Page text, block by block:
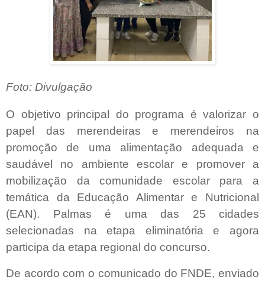
Foto: Divulgação
O objetivo principal do programa é valorizar o
papel das merendeiras e merendeiros na
promoção de uma alimentação adequada e
saudável no ambiente escolar e promover a
mobilização da comunidade escolar para a
temática da Educação Alimentar e Nutricional
(EAN). Palmas é uma das 25 cidades
selecionadas na etapa eliminatória e agora
participa da etapa regional do concurso.
De acordo com o comunicado do FNDE, enviado